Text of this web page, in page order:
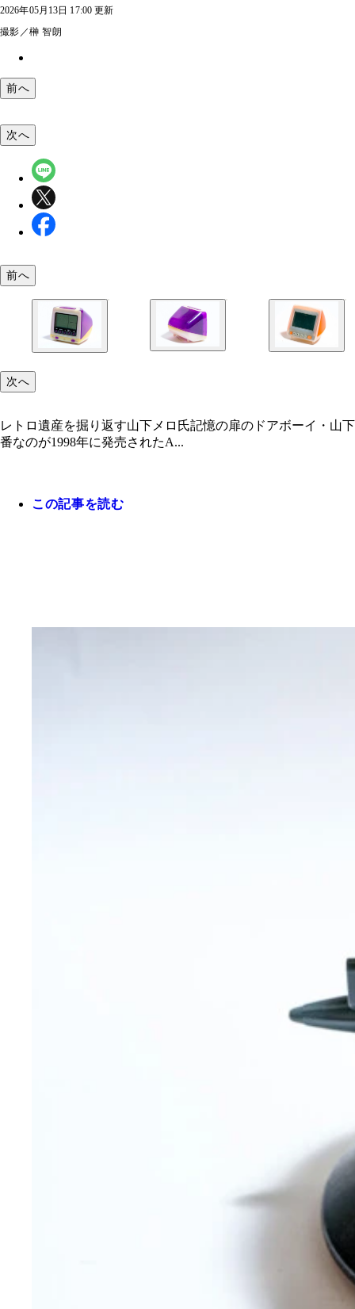
2026年05月13日 17:00 更新
撮影／榊 智朗
前へ
ストロベリー風。キーボードと丸いマウスもつい
次へ
前へ
次へ
レトロ遺産を掘り返す山下メロ氏記憶の扉のドアボーイ・山
番なのが1998年に発売されたA...
この記事を読む